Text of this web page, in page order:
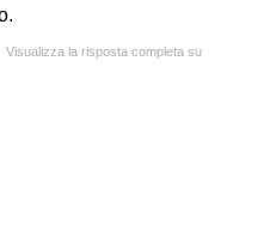
Visualizza la risposta completa su